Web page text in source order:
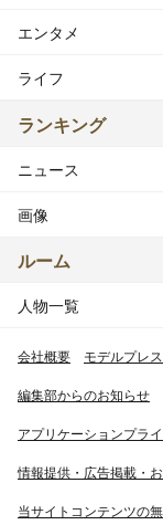
エンタメ
ライフ
ランキング
ニュース
画像
ルーム
人物一覧
会社概要 モデルプレ
編集部からのお知らせ
アプリケーションプラ
情報提供・広告掲載・
当サイトコンテンツの